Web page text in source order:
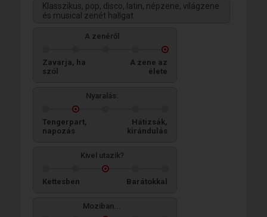
Klasszikus, pop, disco, latin, népzene, világzene
és musical zenét hallgat
A zenéről
Zavarja, ha
szól
A zene az
élete
Nyaralás:
Tengerpart,
napozás
Hátizsák,
kirándulás
Kivel utazik?
Kettesben Barátokkal
Moziban...